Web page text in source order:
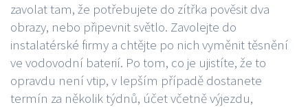
zavolat tam, že potřebujete do zítřka pověsit dva
obrazy, nebo připevnit světlo. Zavolejte do
instalatérské firmy a chtějte po nich vyměnit těsnění
ve vodovodní baterií. Po tom, co je ujistíte, že to
opravdu není vtip, v lepším případě dostanete
termín za několik týdnů, účet včetně výjezdu,